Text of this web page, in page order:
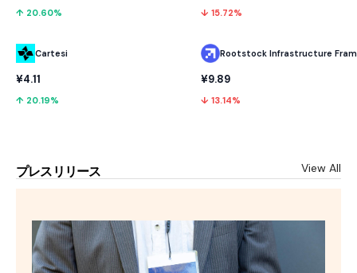
↑ 20.60%
Cartesi
¥4.11
↑ 20.19%
↓ 15.72%
¥9.89
↓ 13.14%
プレスリリース View All